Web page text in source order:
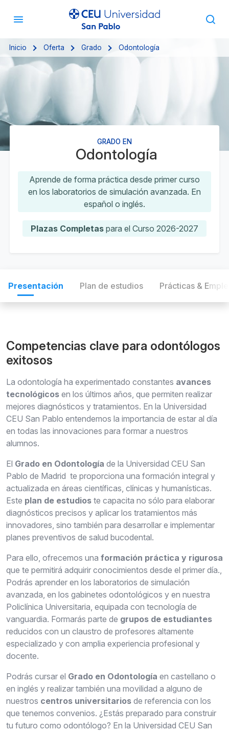
Inicio Oferta Grado Odontología
GRADO EN
Odontología
Aprende de forma práctica desde primer curso
en los laboratorios de simulación avanzada. En
español o inglés.
Plazas Completas para el Curso 2026-2027
Presentación Plan de estudios Prácticas &
Competencias clave para odontólogos
exitosos
La odontología ha experimentado constantes avances
tecnológicos en los últimos años, que permiten realizar
mejores diagnósticos y tratamientos. En la Universidad
CEU San Pablo entendemos la importancia de estar al día
en todas las innovaciones para formar a nuestros
alumnos.
El Grado en Odontología de la Universidad CEU San
Pablo de Madrid te proporciona una formación integral y
actualizada en áreas científicas, clínicas y humanísticas.
Este plan de estudios te capacita no sólo para elaborar
diagnósticos precisos y aplicar los tratamientos más
innovadores, sino también para desarrollar e implementar
planes preventivos de salud bucodental.
Para ello, ofrecemos una formación práctica y rigurosa
que te permitirá adquirir conocimientos desde el primer día.,
Podrás aprender en los laboratorios de simulación
avanzada, en los gabinetes odontológicos y en nuestra
Policlínica Universitaria, equipada con tecnología de
vanguardia. Formarás parte de grupos de estudiantes
reducidos con un claustro de profesores altamente
especializado y con amplia experiencia profesional y
docente.
Podrás cursar el Grado en Odontología en castellano o
en inglés y realizar también una movilidad a alguno de
nuestros centros universitarios de referencia con los
que tenemos convenios. ¿Estás preparado para construir
tu futuro como odontólogo? En la Universidad CEU San